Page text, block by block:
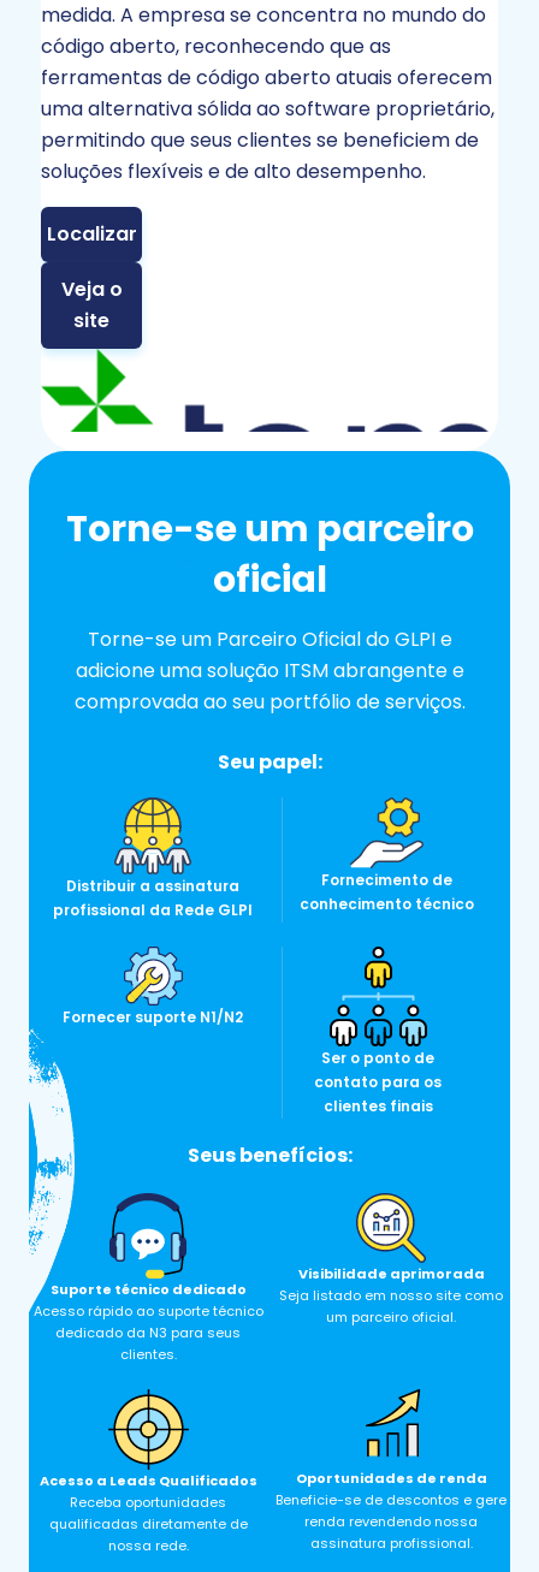
medida. A empresa se concentra no mundo do
código aberto, reconhecendo que as
ferramentas de código aberto atuais oferecem
uma alternativa sólida ao software proprietário,
permitindo que seus clientes se beneficiem de
soluções flexíveis e de alto desempenho.
Localizar
Veja o
site
Fábrica de ITSM
A ITSM Factory ajuda você a melhorar
ao mesmo tempo, atender aos requisitos
comerciais e regulamentares. Seus
especialistas são bem versados em práticas
recomendadas como ITIL e padrões de TI (ISO
20000, 27001 etc.), fornecendo as ferramentas
para simplificar o gerenciamento diário dos
seus serviços de TI. Os consultores da GLPi dão
suporte em todas as etapas do seu projeto,
desde a auditoria até o treinamento do usuário,
incluindo integração e desenvolvimento
personalizado.
Localizar
Veja o
Especialista em GLPI desde 2006, a Infotel
Torne-seum parceiro
oficial
Torne-se um Parceiro Oficial do GLPI e
adicione uma solução ITSM abrangente e
comprovada ao seu portfólio de serviços.
Seu papel:
Distribuir a assinatura
profissional da Rede GLPI
Fornecimento de
conhecimento técnico
Fornecer suporte N1/N2
Ser o ponto de
contato para os
clientes finais
Seus benefícios:
Suporte técnico dedicado
Acesso rápido ao suporte técnico
dedicado da N3 para seus
clientes.
Visibilidade aprimorada
Seja listado em nosso site como
um parceiro oficial.
Acesso a Leads Qualificados
Receba oportunidades
qualificadas diretamente de
nossa rede.
Oportunidades de renda
Beneficie-se de descontos e gere
renda revendendo nossa
assinatura profissional.